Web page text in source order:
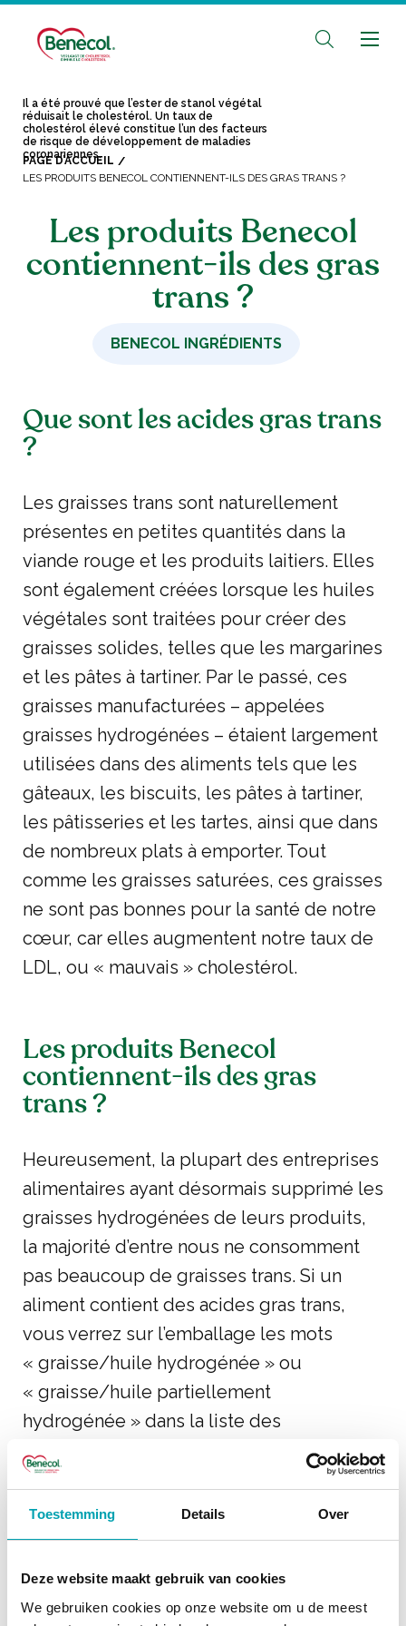
Toestemming Details Over
Deze website maakt gebruik van cookies
We gebruiken cookies op onze website om u de meest
Il a été prouvé que l’ester de stanol végétal
réduisait le cholestérol. Un taux de
cholestérol élevé constitue l’un des facteurs
de risque de développement de maladies
coronariennes.
PAGE D’ACCUEIL
LES PRODUITS BENECOL CONTIENNENT-ILS DES GRAS TRANS ?
Les produits Benecol
contiennent-ils des gras
trans ?
BENECOL INGRÉDIENTS
Que sont les acides gras trans
?
Les graisses trans sont naturellement
présentes en petites quantités dans la
viande rouge et les produits laitiers. Elles
sont également créées lorsque les huiles
végétales sont traitées pour créer des
graisses solides, telles que les margarines
et les pâtes à tartiner. Par le passé, ces
graisses manufacturées – appelées
graisses hydrogénées – étaient largement
utilisées dans des aliments tels que les
gâteaux, les biscuits, les pâtes à tartiner,
les pâtisseries et les tartes, ainsi que dans
de nombreux plats à emporter. Tout
comme les graisses saturées, ces graisses
ne sont pas bonnes pour la santé de notre
cœur, car elles augmentent notre taux de
LDL, ou « mauvais » cholestérol.
Les produits Benecol
contiennent-ils des gras
trans ?
Heureusement, la plupart des entreprises
alimentaires ayant désormais supprimé les
graisses hydrogénées de leurs produits,
la majorité d’entre nous ne consomment
pas beaucoup de graisses trans. Si un
aliment contient des acides gras trans,
vous verrez sur l’emballage les mots
« graisse/huile hydrogénée » ou
« graisse/huile partiellement
hydrogénée » dans la liste des
ingrédients. Il est donc préférable d’éviter
ces aliments autant que possible.
Les aliments Benecol ne contiennent
sont donc théoriquement exempts de